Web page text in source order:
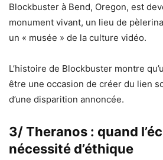
Blockbuster à Bend, Oregon, est
monument vivant, un lieu de
un « musée » de la culture vidéo.
L’histoire de Blockbuster montre
être une occasion de créer du lien
d’une disparition annoncée.
3/ Theranos : quand
nécessité d’éthique